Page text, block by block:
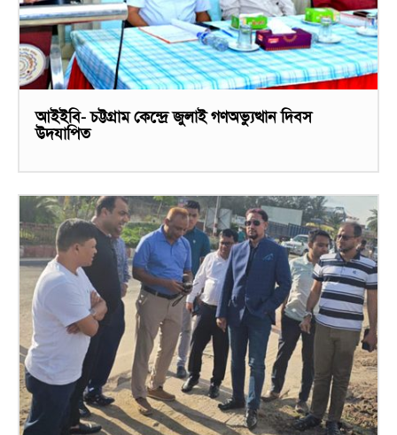
আইইবি- চট্টগ্রাম কেন্দ্রে জুলাই গণঅভ্যুত্থান দিবস
উদযাপিত